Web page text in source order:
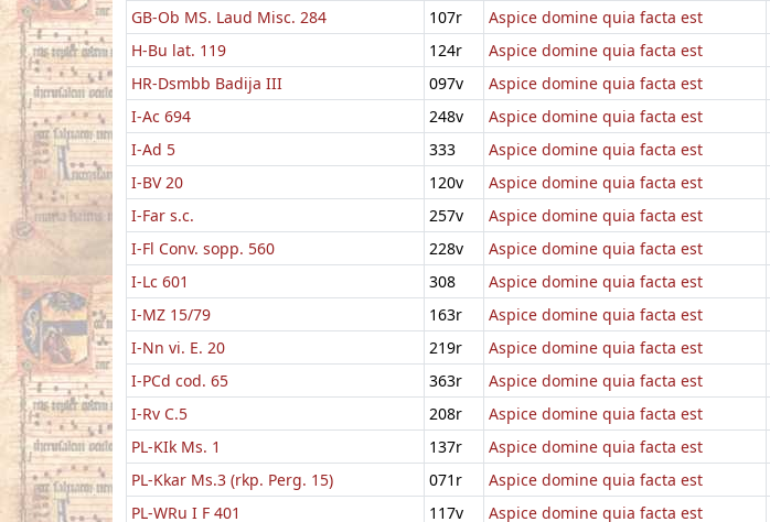
GB-Ob MS. Laud Misc. 284
107r Aspice domine quia facta est
H-Bu lat. 119
124r Aspice domine quia facta est
HR-Dsmbb Badija III
097v Aspice domine quia facta est
I-Ac 694
248v Aspice domine quia facta est
I-Ad 5
333 Aspice domine quia facta est
I-BV 20
120v Aspice domine quia facta est
I-Far s.c.
257v Aspice domine quia facta est
I-Fl Conv. sopp. 560
228v Aspice domine quia facta est
I-Lc 601
308 Aspice domine quia facta est
I-MZ 15/79
163r Aspice domine quia facta est
I-Nn vi. E. 20
219r Aspice domine quia facta est
I-PCd cod. 65
363r Aspice domine quia facta est
I-Rv C.5
208r Aspice domine quia facta est
PL-KIk Ms. 1
137r Aspice domine quia facta est
PL-Kkar Ms.3 (rkp. Perg. 15)
071r Aspice domine quia facta est
PL-WRu I F 401
117v Aspice domine quia facta est